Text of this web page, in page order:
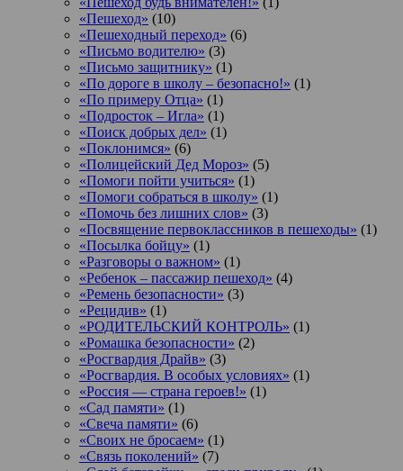
«Пешеход» (10)
«Пешеходный переход» (6)
«Письмо водителю» (3)
«Письмо защитнику» (1)
«По дороге в школу – безопасно!» (1)
«По примеру Отца» (1)
«Подросток ‒ Игла» (1)
«Поиск добрых дел» (1)
«Поклонимся» (6)
«Полицейский Дед Мороз» (5)
«Помоги пойти учиться» (1)
«Помоги собраться в школу» (1)
«Помочь без лишних слов» (3)
«Посвящение первоклассников в пешеходы» (1)
«Посылка бойцу» (1)
«Разговоры о важном» (1)
«Ребенок – пассажир пешеход» (4)
«Ремень безопасности» (3)
«Рецидив» (1)
«РОДИТЕЛЬСКИЙ КОНТРОЛЬ» (1)
«Ромашка безопасности» (2)
«Росгвардия Драйв» (3)
«Росгвардия. В особых условиях» (1)
«Россия — страна героев!» (1)
«Сад памяти» (1)
«Свеча памяти» (6)
«Своих не бросаем» (1)
«Связь поколений» (7)